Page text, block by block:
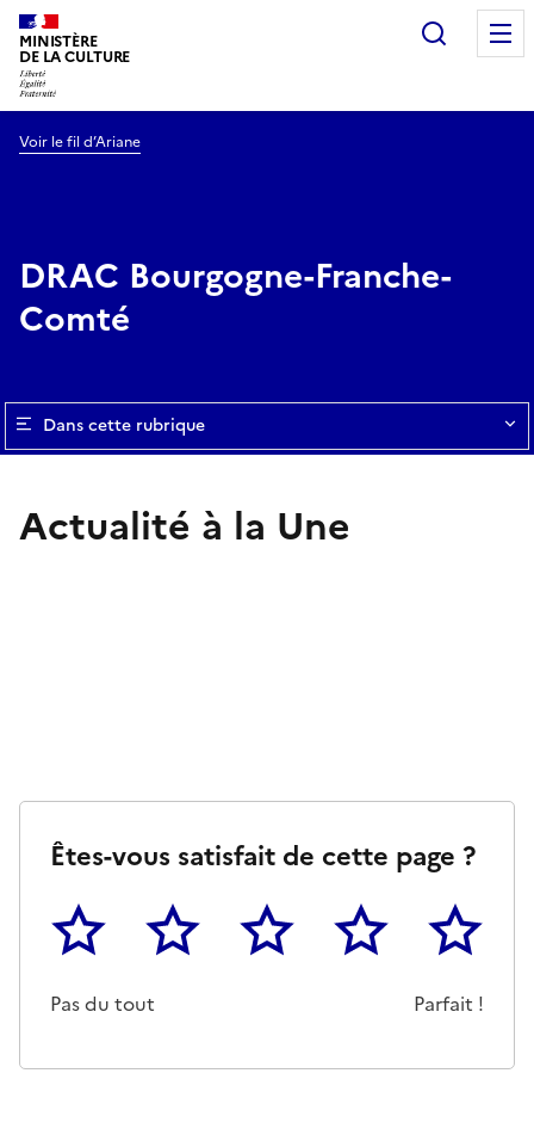
MINISTÈRE
DE LA CULTURE
Voir le fil d’Ariane
DRAC Bourgogne-Franche-
Comté
Dans cette rubrique
Actualité à la Une
Êtes-vous satisfait de cette page ?
1
Pas du tout
2 3 4 5
Parfait !